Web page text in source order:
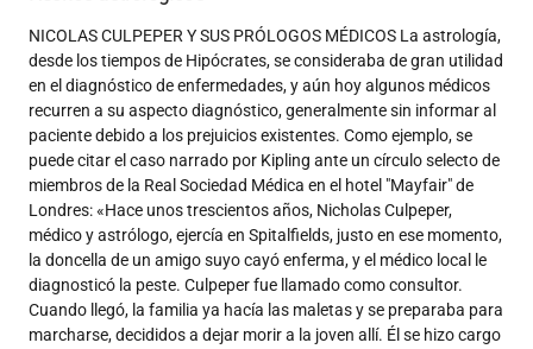
NICOLAS CULPEPER Y SUS PRÓLOGOS MÉDICOS La astrología,
desde los tiempos de Hipócrates, se consideraba de gran utilidad
en el diagnóstico de enfermedades, y aún hoy algunos médicos
recurren a su aspecto diagnóstico, generalmente sin informar al
paciente debido a los prejuicios existentes. Como ejemplo, se
puede citar el caso narrado por Kipling ante un círculo selecto de
miembros de la Real Sociedad Médica en el hotel "Mayfair" de
Londres: «Hace unos trescientos años, Nicholas Culpeper,
médico y astrólogo, ejercía en Spitalfields, justo en ese momento,
la doncella de un amigo suyo cayó enferma, y el médico local le
diagnosticó la peste. Culpeper fue llamado como consultor.
Cuando llegó, la familia ya hacía las maletas y se preparaba para
marcharse, decididos a dejar morir a la joven allí. Él se hizo cargo